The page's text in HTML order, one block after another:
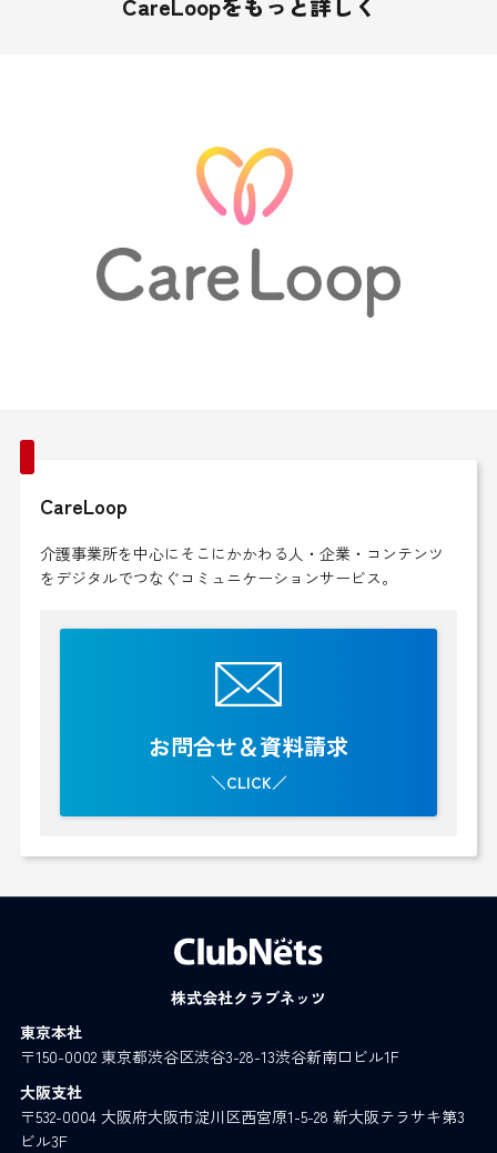
CareLoop
介護事業所を中心にそこにかかわる人・企業・コンテンツ
をデジタルでつなぐコミュニケーションサービス。
お問合せ＆資料請求
＼CLICK／
株式会社クラブネッツ
東京本社
〒150-0002 東京都渋谷区渋谷3-28-13渋谷新南口ビル1F
大阪支社
〒532-0004 大阪府大阪市淀川区西宮原1-5-28 新大阪テラサキ第3
ビル3F